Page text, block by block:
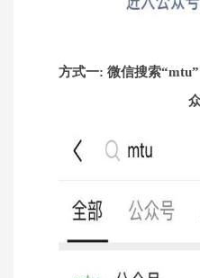
方式一: 微信搜索